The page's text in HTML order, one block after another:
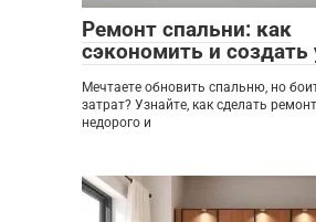
Ремонт спальни: как
сэкономить и создать
Мечтаете обновить спальню, но
затрат? Узнайте, как сделать
недорого и